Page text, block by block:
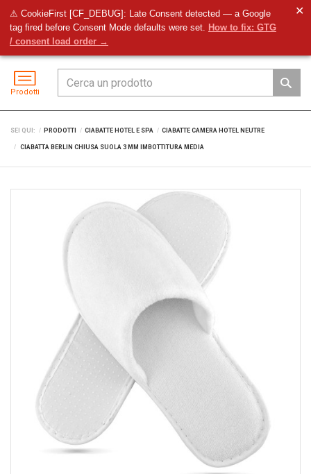
⚠ CookieFirst [CF_DEBUG]: Late Consent detected — a Google
tag fired before Consent Mode defaults were set. How to fix: GTG
/ consent load order →
✕
Prodotti
SEI QUI: PRODOTTI CIABATTE HOTEL E SPA CIABATTE CAMERA HOTEL NEUTRE
CIABATTA BERLIN CHIUSA SUOLA 3 MM IMBOTTITURA MEDIA